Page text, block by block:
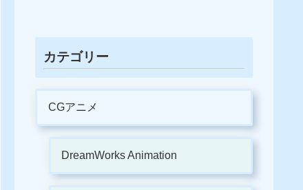
カテゴリー
CGアニメ
DreamWorks Animation